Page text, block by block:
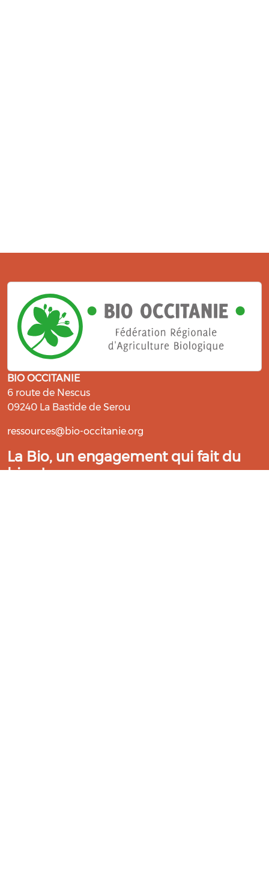
BIO OCCITANIE
6 route de Nescus
09240 La Bastide de Serou
ressources@bio-occitanie.org
La Bio, un engagement qui fait du
bien !